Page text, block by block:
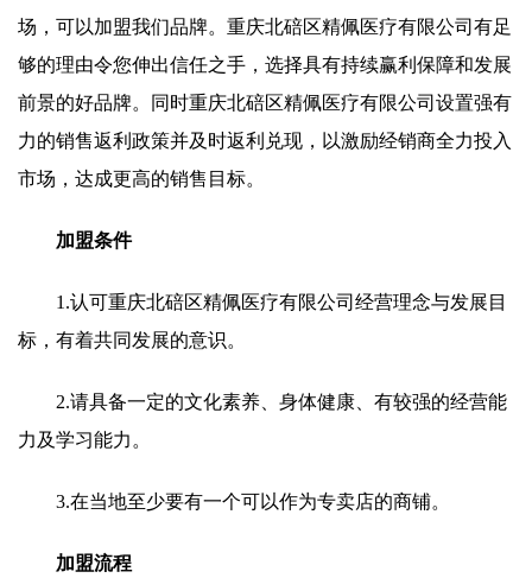
场，可以加盟我们品牌。重庆北碚区精佩医疗有限公司有足
够的理由令您伸出信任之手，选择具有持续赢利保障和发展
前景的好品牌。同时重庆北碚区精佩医疗有限公司设置强有
力的销售返利政策并及时返利兑现，以激励经销商全力投入
市场，达成更高的销售目标。
加盟条件
1.认可重庆北碚区精佩医疗有限公司经营理念与发展目
标，有着共同发展的意识。
2.请具备一定的文化素养、身体健康、有较强的经营能
力及学习能力。
3.在当地至少要有一个可以作为专卖店的商铺。
加盟流程